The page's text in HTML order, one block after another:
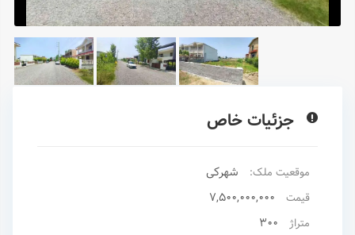
جزئیات خاص
موقعیت ملک: شهرکی
قیمت 7,500,000,000
متراژ 300